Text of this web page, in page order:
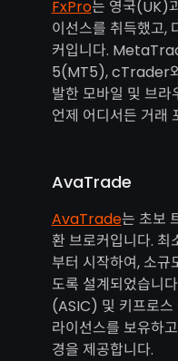
FxPro는 영국(UK)
이선스를 취득했고,
커입니다.
5(MT5), cTrader와
발한 모바일 및 브라
언제 어디서든 거래
AvaTrade
AvaTrade는 초보
환 브로커입니다. 최
부터 시작하여, 소규
도록 설계되었습니
(ASIC) 및 키프로
라이선스를 보유하
경을 제공합니다.